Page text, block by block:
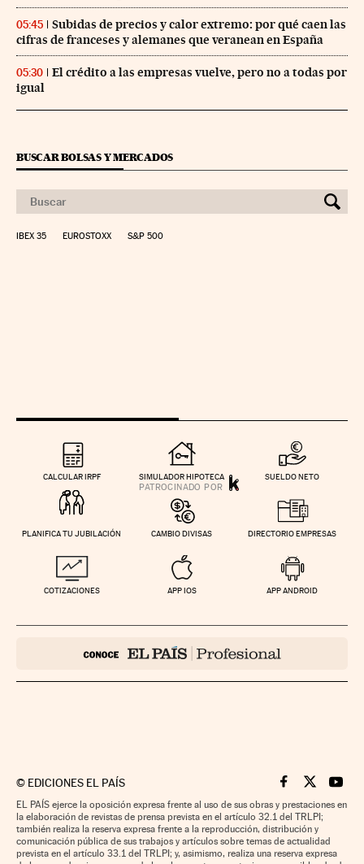
05:45
Subidas de precios y calor extremo: por qué caen las
cifras de franceses y alemanes que veranean en España
05:30
El crédito a las empresas vuelve, pero no a todas por
igual
BUSCAR BOLSAS Y MERCADOS
IBEX 35 EUROSTOXX S&P 500
CALCULAR IRPF SIMULADOR HIPOTECA SUELDO NETO
PLANIFICA TU JUBILACIÓN CAMBIO DIVISAS DIRECTORIO EMPRESAS
COTIZACIONES APP IOS APP ANDROID
© EDICIONES EL PAÍS Cinco Días en
Cinco Días
Cinco
EL PAÍS ejerce la oposición expresa frente al uso de sus obras y prestaciones en
la elaboración de revistas de prensa prevista en el artículo 32.1 del TRLPI;
también realiza la reserva expresa frente a la reproducción, distribución y
comunicación pública de sus trabajos y artículos sobre temas de actualidad
prevista en el artículo 33.1 del TRLPI; y, asimismo, realiza una reserva expresa